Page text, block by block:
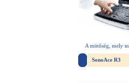
A minőség, mely
SonoAce R3